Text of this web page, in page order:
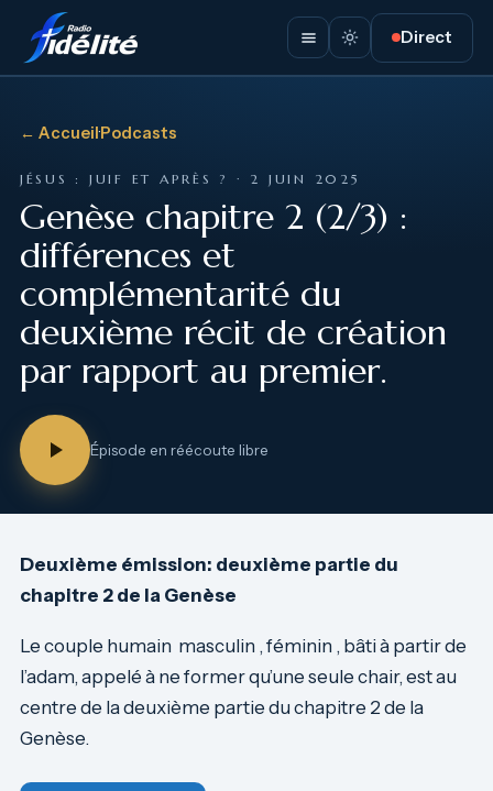
Direct
← Accueil·Podcasts
JÉSUS : JUIF ET APRÈS ? · 2 JUIN 2025
Genèse chapitre 2 (2/3) :
différences et
complémentarité du
deuxième récit de création
par rapport au premier.
Épisode en réécoute libre
Deuxième émission: deuxième partie du
chapitre 2 de la Genèse
Le couple humain masculin , féminin , bâti à partir de
l’adam, appelé à ne former qu’une seule chair, est au
centre de la deuxième partie du chapitre 2 de la
Genèse.